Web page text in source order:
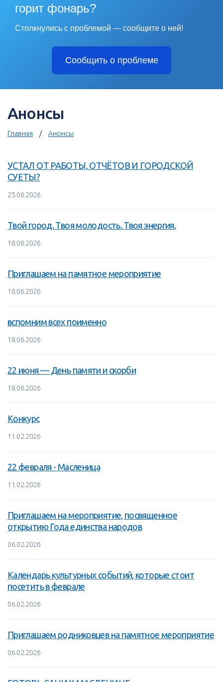
горит фонарь?
Столкнулись с проблемой — сообщите о ней!
Сообщить о проблеме
Анонсы
Главная Анонсы
УСТАЛ ОТ РАБОТЫ, ОТЧЁТОВ И ГОРОДСКОЙ
СУЕТЫ?
25.06.2026
Твой город. Твоя молодость. Твоя энергия.
18.06.2026
Приглашаем на памятное мероприятие
18.06.2026
вспомним всех поименно
18.06.2026
22 июня — День памяти и скорби
18.06.2026
Конкурс
11.02.2026
22 февраля - Масленица
11.02.2026
Приглашаем на мероприятие, посвященное
открытию Года единства народов
06.02.2026
Календарь культурных событий, которые стоит
посетить в феврале
06.02.2026
Приглашаем родниковцев на памятное мероприятие
06.02.2026